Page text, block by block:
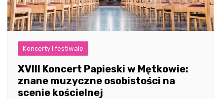
Koncerty i festiwale
XVIII Koncert Papieski w Mętkowie:
znane muzyczne osobistości na
scenie kościelnej